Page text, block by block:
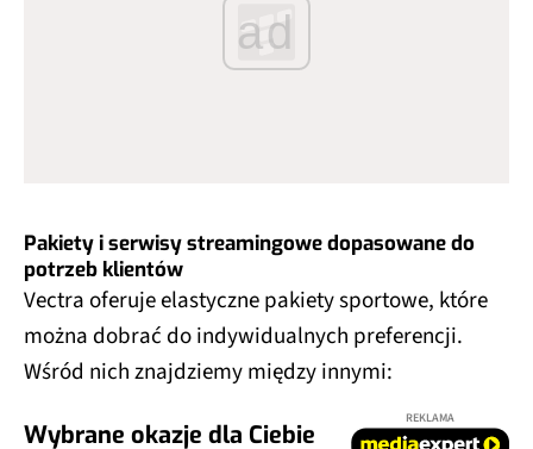
ad
Pakiety i serwisy streamingowe dopasowane do
potrzeb klientów
Vectra oferuje elastyczne pakiety sportowe, które
można dobrać do indywidualnych preferencji.
Wśród nich znajdziemy między innymi:
Wybrane okazje dla Ciebie
REKLAMA